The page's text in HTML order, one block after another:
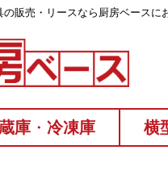
販売・リースなら厨房ベースに
庫 ・ 冷凍庫 横